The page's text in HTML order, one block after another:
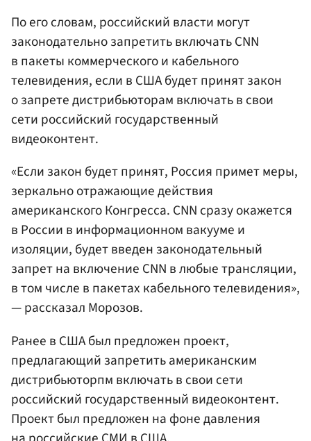
По его словам, российский власти могут
законодательно запретить включать CNN
в пакеты коммерческого и кабельного
телевидения, если в США будет принят закон
о запрете дистрибьюторам включать в свои
сети российский государственный
видеоконтент.
«Если закон будет принят, Россия примет меры,
зеркально отражающие действия
американского Конгресса. CNN сразу окажется
в России в информационном вакууме и
изоляции, будет введен законодательный
запрет на включение CNN в любые трансляции,
в том числе в пакетах кабельного телевидения»,
— рассказал Морозов.
Ранее в США был предложен проект,
предлагающий запретить американским
дистрибьюторпм включать в свои сети
российский государственный видеоконтент.
Проект был предложен на фоне давления